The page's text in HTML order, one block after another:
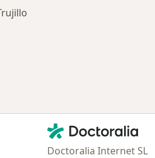
Contacto
Doctoralia - Página de inicio
Doctoralia Internet SL